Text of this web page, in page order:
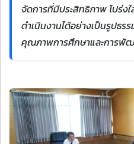
จัดการที่มีประสิทธิภาพ โปร่ง
ดำเนินงานได้อย่างเป็นรูปธร
คุณภาพการศึกษาและการพั